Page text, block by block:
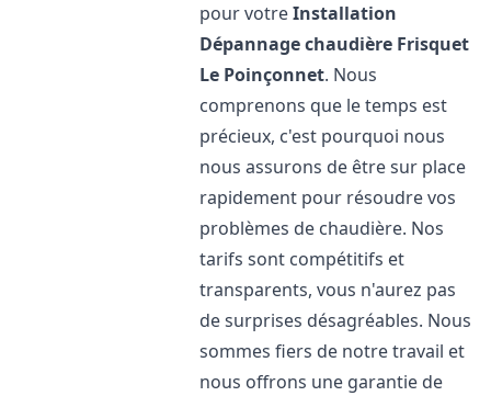
pour votreInstallation
Dépannage chaudière Frisquet
Le Poinçonnet. Nous
comprenons que le temps est
précieux, c'est pourquoi nous
nous assurons de être sur place
rapidement pour résoudre vos
problèmes de chaudière. Nos
tarifs sont compétitifs et
transparents, vous n'aurez pas
de surprises désagréables. Nous
sommes fiers de notre travail et
nous offrons une garantie de